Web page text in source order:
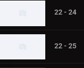
22 - 24
22 - 25